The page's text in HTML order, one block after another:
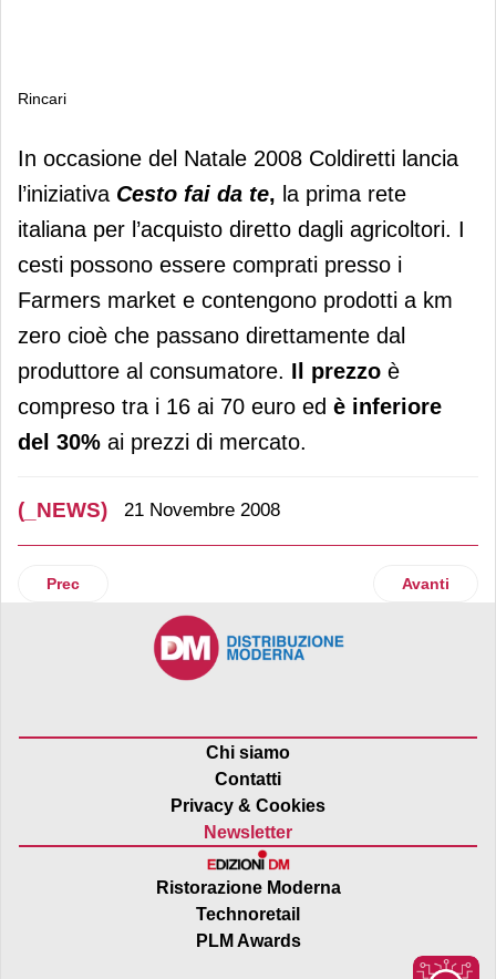
Rincari
Rincari
In occasione del Natale 2008 Coldiretti lancia
l’iniziativa Cesto fai da te, la prima rete
italiana per l’acquisto diretto dagli agricoltori. I
cesti possono essere comprati presso i
Farmers market e contengono prodotti a km
zero cioè che passano direttamente dal
produttore al consumatore. Il prezzo è
compreso tra i 16 ai 70 euro ed è inferiore
del 30% ai prezzi di mercato.
(_NEWS) 21 Novembre 2008
Articolo precedente: Pepsi
Prec Articolo
Avanti
Chi siamo
Contatti
Privacy & Cookies
Newsletter
Ristorazione Moderna
Technoretail
PLM Awards